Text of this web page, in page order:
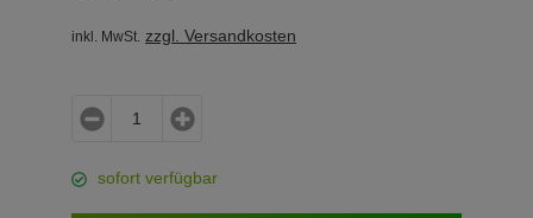
inkl. MwSt. zzgl. Versandkosten
sofort verfügbar